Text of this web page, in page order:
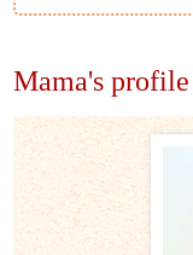
Mama's profile